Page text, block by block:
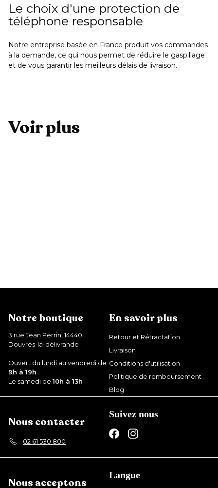
Le choix d'une protection de
téléphone responsable
Notre entreprise basée en France produit vos commandes
à la demande, ce qui nous permet de réduire le gaspillage
et de vous garantir les meilleurs délais de livraison.
Voir plus
9
Notre boutique
3 rue Jean Perrin, 14440
Douvres-la-délivrande
Ouvert du lundi au vendredi de
9h à 19h
Le samedi de 10h à 13h
En savoir plus
Retour et Rétractation
Livraison
Conditions d'utilisation
Politique de remboursement
Blog
Nous contacter
02 61 530 800
Suivez nous
FacebookInstagram
Nous acceptons
Langue